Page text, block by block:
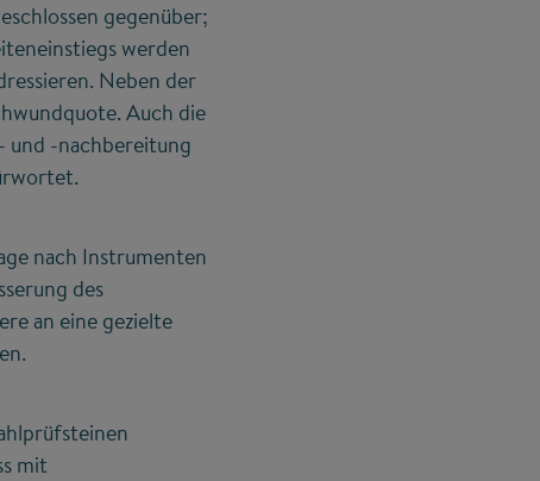
gegenüber;
werden
Neben der
Auch die
und -nachbereitung
nach Instrumenten
des
an eine gezielte
mit